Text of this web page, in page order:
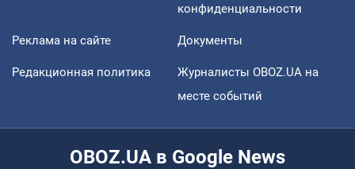
конфиденциальности
Реклама на сайте Документы
Редакционная политика
Журналисты OBOZ.UA на
месте событий
OBOZ.UA в Google News